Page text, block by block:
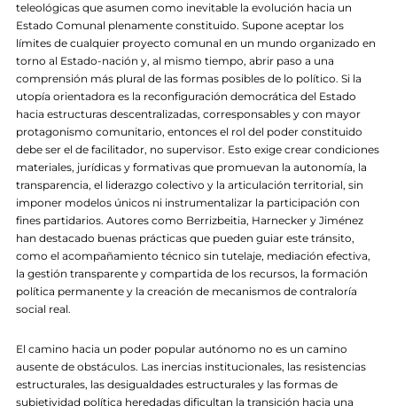
teleológicas que asumen como inevitable la evolución hacia un
Estado Comunal plenamente constituido. Supone aceptar los
límites de cualquier proyecto comunal en un mundo organizado en
torno al Estado-nación y, al mismo tiempo, abrir paso a una
comprensión más plural de las formas posibles de lo político. Si la
utopía orientadora es la reconfiguración democrática del Estado
hacia estructuras descentralizadas, corresponsables y con mayor
protagonismo comunitario, entonces el rol del poder constituido
debe ser el de facilitador, no supervisor. Esto exige crear condiciones
materiales, jurídicas y formativas que promuevan la autonomía, la
transparencia, el liderazgo colectivo y la articulación territorial, sin
imponer modelos únicos ni instrumentalizar la participación con
fines partidarios. Autores como Berrizbeitia, Harnecker y Jiménez
han destacado buenas prácticas que pueden guiar este tránsito,
como el acompañamiento técnico sin tutelaje, mediación efectiva,
la gestión transparente y compartida de los recursos, la formación
política permanente y la creación de mecanismos de contraloría
social real.
El camino hacia un poder popular autónomo no es un camino
ausente de obstáculos. Las inercias institucionales, las resistencias
estructurales, las desigualdades estructurales y las formas de
subjetividad política heredadas dificultan la transición hacia una